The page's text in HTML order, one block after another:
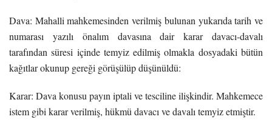
Dava: Mahalli mahkemesinden verilmiş bulunan yukarıda tarih ve
numarası yazılı önalım davasına dair karar davacı-davalı
tarafından süresi içinde temyiz edilmiş olmakla dosyadaki bütün
kağıtlar okunup gereği görüşülüp düşünüldü:
Karar: Dava konusu payın iptali ve tesciline ilişkindir. Mahkemece
istem gibi karar verilmiş, hükmü davacı ve davalı temyiz etmiştir.